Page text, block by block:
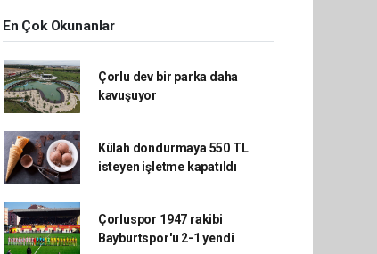
En Çok Okunanlar
Çorlu dev bir parka daha
kavuşuyor
Külah dondurmaya 550 TL
isteyen işletme kapatıldı
Çorluspor 1947 rakibi
Bayburtspor'u 2-1 yendi